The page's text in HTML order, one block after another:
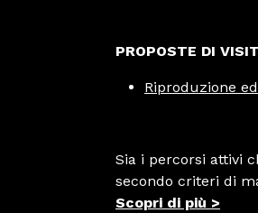
PROPOSTE DI
Riproduzione
Sia i percorsi attivi
secondo criteri di
Scopri di più >